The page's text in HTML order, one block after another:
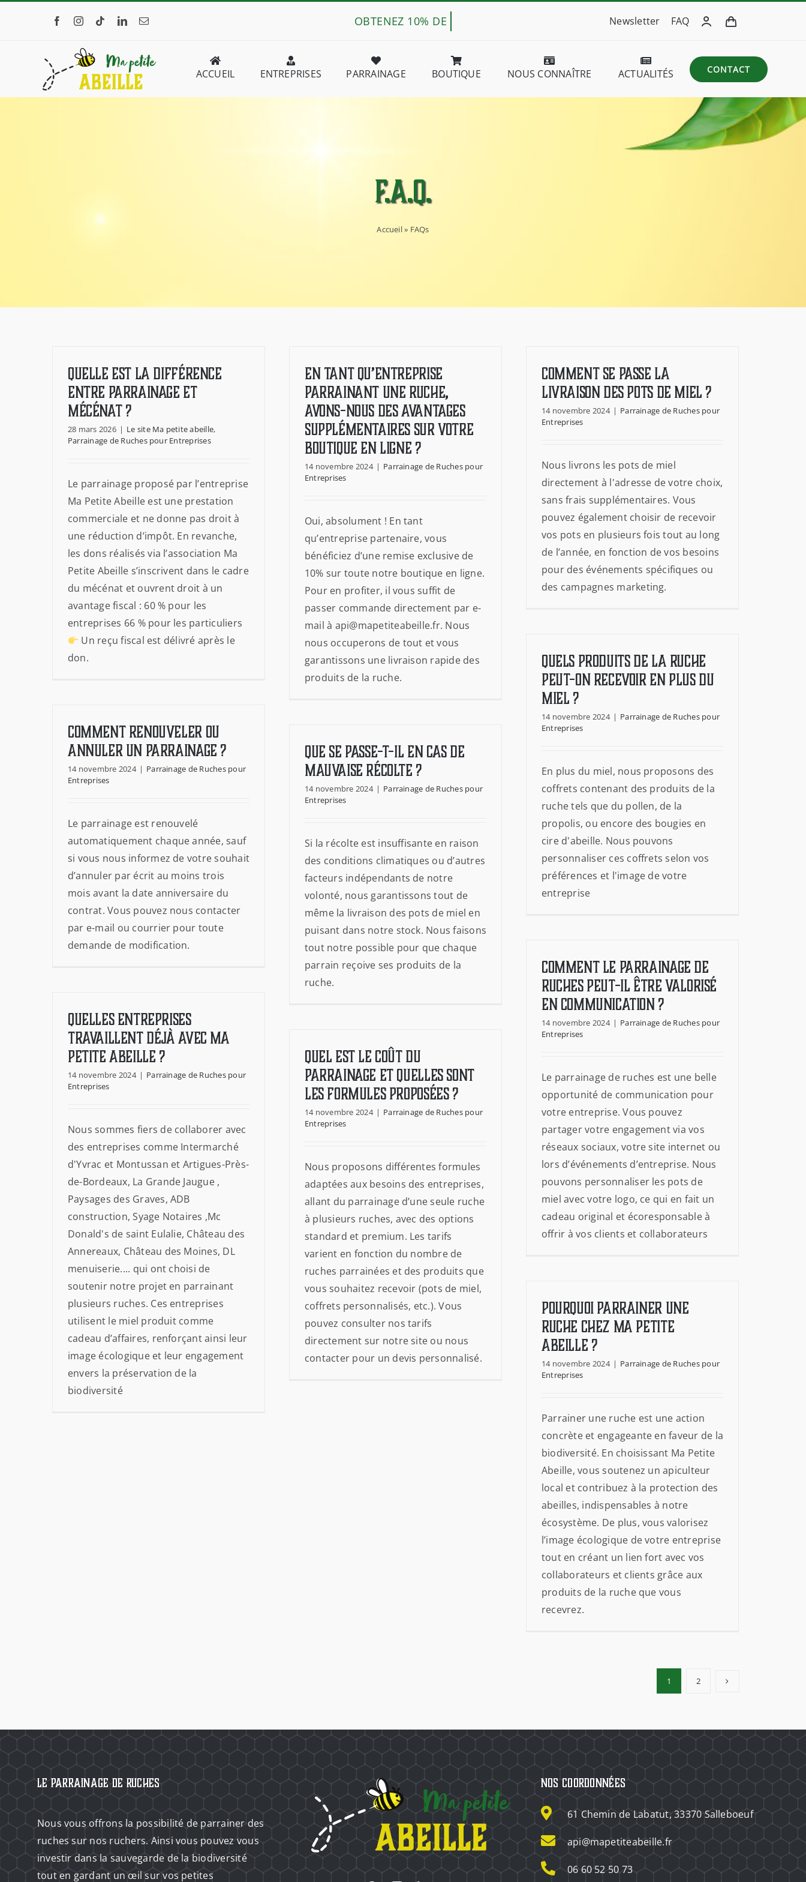
Newsletter FAQ
ACCUEIL ENTREPRISES PARRAINAGE BOUTIQUE NOUS CONNAÎTRE ACTUALITÉS CONTACT
F.A.Q.
Accueil» FAQs
Quelle est la différence
entre parrainage et
mécénat ?
28 mars 2026 | Le site Ma petite abeille,
Parrainage de Ruches pour Entreprises
Le parrainage proposé par l’entreprise
Ma Petite Abeille est une prestation
commerciale et ne donne pas droit à
une réduction d’impôt. En revanche,
les dons réalisés via l’association Ma
Petite Abeille s’inscrivent dans le cadre
du mécénat et ouvrent droit à un
avantage fiscal : 60 % pour les
entreprises 66 % pour les particuliers
Un reçu fiscal est délivré après le
don.
En tant qu’entreprise
parrainant une ruche,
avons-nous des avantages
supplémentaires sur votre
boutique en ligne ?
14 novembre 2024 | Parrainage de Ruches pour
Entreprises
Oui, absolument ! En tant
qu’entreprise partenaire, vous
bénéficiez d’une remise exclusive de
10% sur toute notre boutique en ligne.
Pour en profiter, il vous suffit de
passer commande directement par e-
mail à api@mapetiteabeille.fr. Nous
nous occuperons de tout et vous
garantissons une livraison rapide des
produits de la ruche.
Comment se passe la
livraison des pots de miel ?
14 novembre 2024 | Parrainage de Ruches pour
Entreprises
Nous livrons les pots de miel
directement à l'adresse de votre choix,
sans frais supplémentaires. Vous
pouvez également choisir de recevoir
vos pots en plusieurs fois tout au long
de l’année, en fonction de vos besoins
pour des événements spécifiques ou
des campagnes marketing.
Quels produits de la ruche
peut-on recevoir en plus du
miel ?
14 novembre 2024 | Parrainage de Ruches pour
Entreprises
En plus du miel, nous proposons des
coffrets contenant des produits de la
ruche tels que du pollen, de la
propolis, ou encore des bougies en
cire d'abeille. Nous pouvons
personnaliser ces coffrets selon vos
préférences et l'image de votre
entreprise
Comment renouveler ou
annuler un parrainage ?
14 novembre 2024 | Parrainage de Ruches pour
Entreprises
Le parrainage est renouvelé
automatiquement chaque année, sauf
si vous nous informez de votre souhait
d’annuler par écrit au moins trois
mois avant la date anniversaire du
contrat. Vous pouvez nous contacter
par e-mail ou courrier pour toute
demande de modification.
Que se passe-t-il en cas de
mauvaise récolte ?
14 novembre 2024 | Parrainage de Ruches pour
Entreprises
Si la récolte est insuffisante en raison
des conditions climatiques ou d’autres
facteurs indépendants de notre
volonté, nous garantissons tout de
même la livraison des pots de miel en
puisant dans notre stock. Nous faisons
tout notre possible pour que chaque
parrain reçoive ses produits de la
ruche.
Comment le parrainage de
ruches peut-il être valorisé
en communication ?
14 novembre 2024 | Parrainage de Ruches pour
Entreprises
Le parrainage de ruches est une belle
opportunité de communication pour
votre entreprise. Vous pouvez
partager votre engagement via vos
réseaux sociaux, votre site internet ou
lors d’événements d’entreprise. Nous
pouvons personnaliser les pots de
miel avec votre logo, ce qui en fait un
cadeau original et écoresponsable à
offrir à vos clients et collaborateurs
Quelles entreprises
travaillent déjà avec Ma
Petite Abeille ?
14 novembre 2024 | Parrainage de Ruches pour
Entreprises
Nous sommes fiers de collaborer avec
des entreprises comme Intermarché
d'Yvrac et Montussan et Artigues-Près-
de-Bordeaux, La Grande Jaugue ,
Paysages des Graves, ADB
construction, Syage Notaires ,Mc
Donald's de saint Eulalie, Château des
Annereaux, Château des Moines, DL
menuiserie.... qui ont choisi de
soutenir notre projet en parrainant
plusieurs ruches. Ces entreprises
utilisent le miel produit comme
cadeau d’affaires, renforçant ainsi leur
image écologique et leur engagement
envers la préservation de la
biodiversité
Quel est le coût du
parrainage et quelles sont
les formules proposées ?
14 novembre 2024 | Parrainage de Ruches pour
Entreprises
Nous proposons différentes formules
adaptées aux besoins des entreprises,
allant du parrainage d’une seule ruche
à plusieurs ruches, avec des options
standard et premium. Les tarifs
varient en fonction du nombre de
ruches parrainées et des produits que
vous souhaitez recevoir (pots de miel,
coffrets personnalisés, etc.). Vous
pouvez consulter nos tarifs
directement sur notre site ou nous
contacter pour un devis personnalisé.
Pourquoi parrainer une
ruche chez Ma Petite
Abeille ?
14 novembre 2024 | Parrainage de Ruches pour
Entreprises
Parrainer une ruche est une action
concrète et engageante en faveur de la
biodiversité. En choisissant Ma Petite
Abeille, vous soutenez un apiculteur
local et contribuez à la protection des
abeilles, indispensables à notre
écosystème. De plus, vous valorisez
l’image écologique de votre entreprise
tout en créant un lien fort avec vos
collaborateurs et clients grâce aux
produits de la ruche que vous
recevrez.
1 2
Le Parrainage de Ruches
Nous vous offrons la possibilité de parrainer des
ruches sur nos ruchers. Ainsi vous pouvez vous
investir dans la sauvegarde de la biodiversité
tout en gardant un œil sur vos petites
Nos coordonnées
61 Chemin de Labatut, 33370 Salleboeuf
api@mapetiteabeille.fr
06 60 52 50 73